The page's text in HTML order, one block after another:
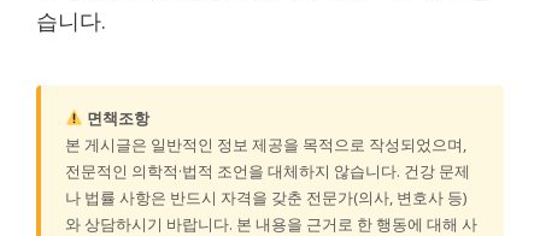
습니다.
면책조항
본 게시글은 일반적인 정보 제공을 목적으로 작성되었으며,
전문적인 의학적·법적 조언을 대체하지 않습니다. 건강 문제
나 법률 사항은 반드시 자격을 갖춘 전문가(의사, 변호사 등)
와 상담하시기 바랍니다. 본 내용을 근거로 한 행동에 대해 사